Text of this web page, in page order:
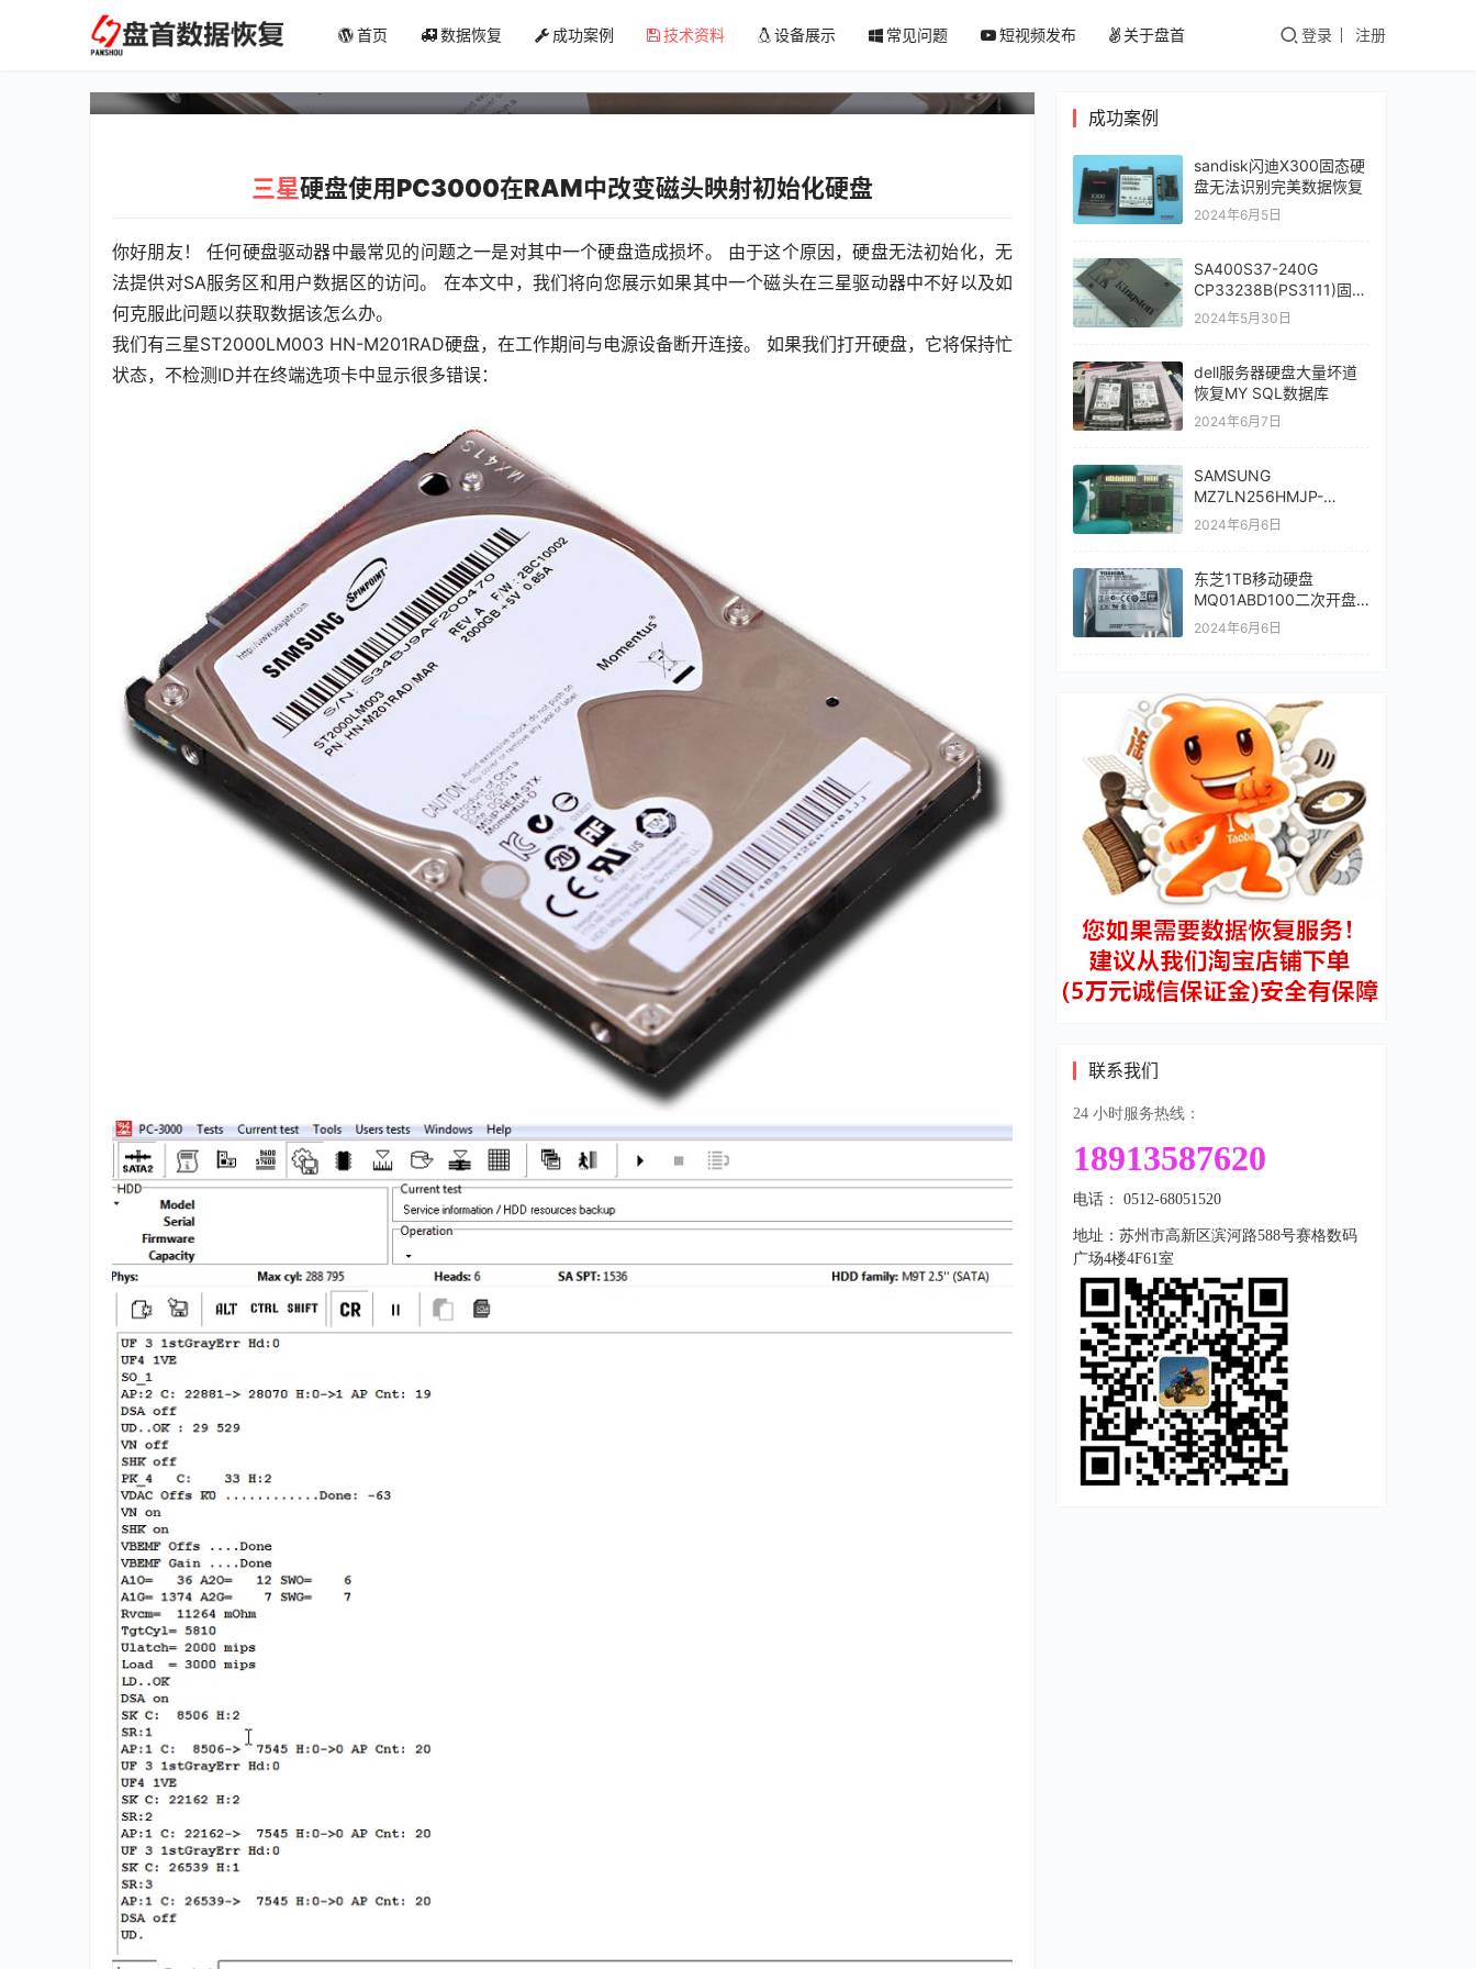
首页 数据恢复 成功案例 技术资料 设备展示 常见问题 短视频发布 关于盘首 登录 注册
中发生变化
三星硬盘使用PC3000在RAM中改变磁头映射初始化硬盘
你好朋友！ 任何硬盘驱动器中最常见的问题之一是对其中一个硬盘造成损坏。 由于这个原因，硬盘无法初始化，无
法提供对SA服务区和用户数据区的访问。 在本文中，我们将向您展示如果其中一个磁头在三星驱动器中不好以及如
何克服此问题以获取数据该怎么办。
我们有三星ST2000LM003 HN-M201RAD硬盘，在工作期间与电源设备断开连接。 如果我们打开硬盘，它将保持忙
状态，不检测ID并在终端选项卡中显示很多错误：
成功案例
sandisk闪迪X300固态硬
盘无法识别完美数据恢复
2024年6月5日
SA400S37-240G
CP33238B(PS3111)固件
门掉盘通病数据恢复
2024年5月30日
dell服务器硬盘大量坏道
恢复MY SQL数据库
2024年6月7日
SAMSUNG
MZ7LN256HMJP-
000L7三星PM871a不读
2024年6月6日
东芝1TB移动硬盘
MQ01ABD100二次开盘
数据恢复成功
2024年6月6日
联系我们
24 小时服务热线：
18913587620
电话： 0512-68051520
地址：苏州市高新区滨河路588号赛格数码
广场4楼4F61室